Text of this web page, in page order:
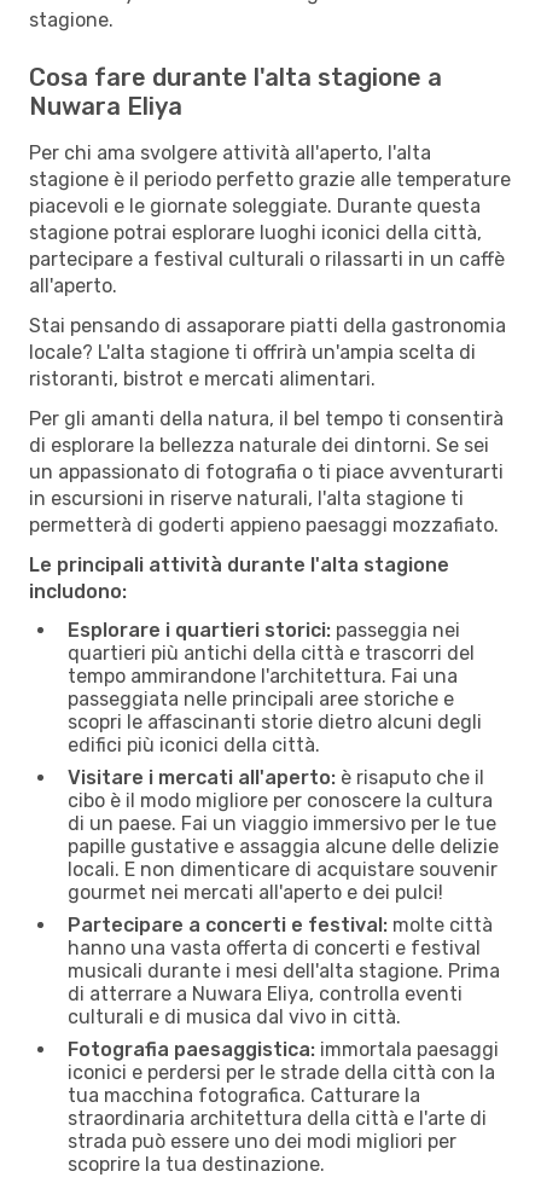
stagione.
Cosa fare durante l'alta stagione a
Nuwara Eliya
Per chi ama svolgere attività all'aperto, l'alta
stagione è il periodo perfetto grazie alle temperature
piacevoli e le giornate soleggiate. Durante questa
stagione potrai esplorare luoghi iconici della città,
partecipare a festival culturali o rilassarti in un caffè
all'aperto.
Stai pensando di assaporare piatti della gastronomia
locale? L'alta stagione ti offrirà un'ampia scelta di
ristoranti, bistrot e mercati alimentari.
Per gli amanti della natura, il bel tempo ti consentirà
di esplorare la bellezza naturale dei dintorni. Se sei
un appassionato di fotografia o ti piace avventurarti
in escursioni in riserve naturali, l'alta stagione ti
permetterà di goderti appieno paesaggi mozzafiato.
Le principali attività durante l'alta stagione
includono:
Esplorare i quartieri storici: passeggia nei
quartieri più antichi della città e trascorri del
tempo ammirandone l'architettura. Fai una
passeggiata nelle principali aree storiche e
scopri le affascinanti storie dietro alcuni degli
edifici più iconici della città.
Visitare i mercati all'aperto: è risaputo che il
cibo è il modo migliore per conoscere la cultura
di un paese. Fai un viaggio immersivo per le tue
papille gustative e assaggia alcune delle delizie
locali. E non dimenticare di acquistare souvenir
gourmet nei mercati all'aperto e dei pulci!
Partecipare a concerti e festival: molte città
hanno una vasta offerta di concerti e festival
musicali durante i mesi dell'alta stagione. Prima
di atterrare a Nuwara Eliya, controlla eventi
culturali e di musica dal vivo in città.
Fotografia paesaggistica: immortala paesaggi
iconici e perdersi per le strade della città con la
tua macchina fotografica. Catturare la
straordinaria architettura della città e l'arte di
strada può essere uno dei modi migliori per
scoprire la tua destinazione.